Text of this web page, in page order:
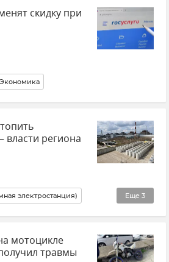
скидку при
Экономика
региона
Еще 3
электростанция)
Украины) Новости СВО
мотоцикле
травмы